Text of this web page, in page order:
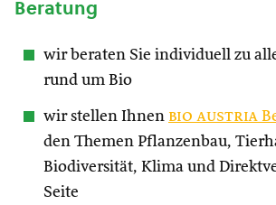
Beratung
wir beraten Sie individuell zu
rund um Bio
wir stellen Ihnen bio austria
den Themen Pflanzenbau,
Biodiversität, Klima und
Seite